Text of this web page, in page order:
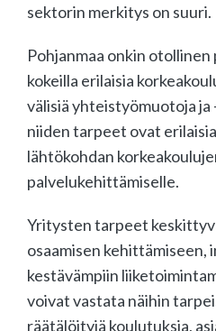
sektorin merkitys on suuri.
Pohjanmaa onkin otollinen
kokeilla erilaisia
välisiä yhteistyömuotoja ja
niiden tarpeet ovat
lähtökohdan
palvelukehittämiselle.
Yritysten tarpeet
osaamisen kehittämiseen,
kestävämpiin
voivat vastata näihin
räätälöityjä koulutuksia,